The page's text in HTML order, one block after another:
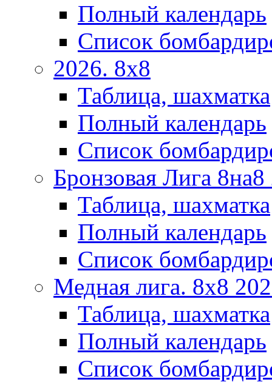
Полный календарь
Список
2026. 8х8
Таблица, шахматка
Полный календарь
Список
Бронзовая Лига
Таблица, шахматка
Полный календарь
Список
Медная лига. 8x8
Таблица, шахматка
Полный календарь
Список